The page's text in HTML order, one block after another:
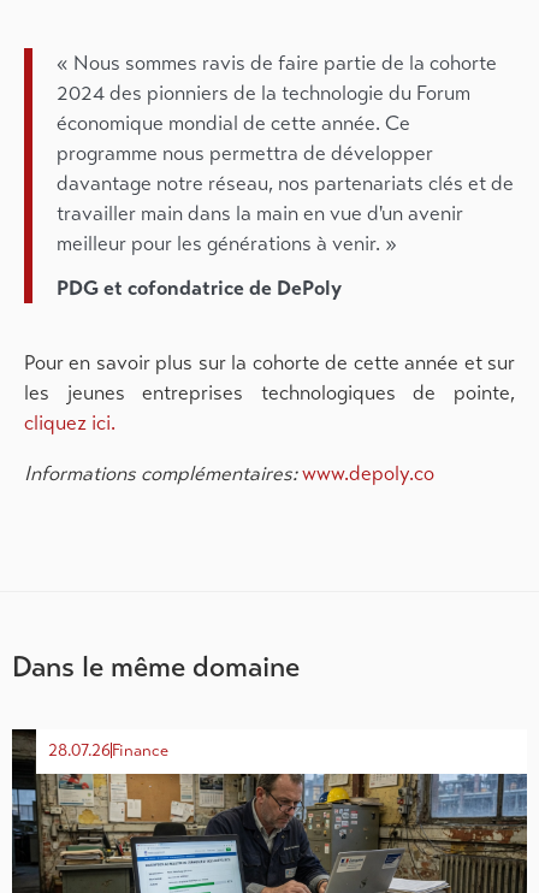
« Nous sommes ravis de faire partie de la cohorte
2024 des pionniers de la technologie du Forum
économique mondial de cette année. Ce
programme nous permettra de développer
davantage notre réseau, nos partenariats clés et de
travailler main dans la main en vue d'un avenir
meilleur pour les générations à venir. »
PDG et cofondatrice de DePoly
Pour en savoir plus sur la cohorte de cette année et sur
les jeunes entreprises technologiques de pointe,
cliquez ici.
Informations complémentaires:www.depoly.co
Dans le même domaine
28.07.26Finance